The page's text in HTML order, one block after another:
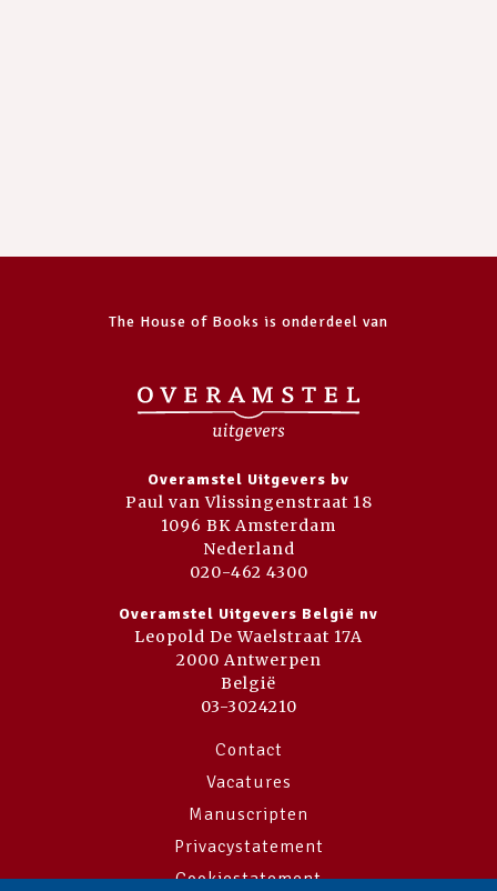
The House of Books is onderdeel van
Overamstel Uitgevers bv
Paul van Vlissingenstraat 18
1096 BK Amsterdam
Nederland
020-462 4300
Overamstel Uitgevers België nv
Leopold De Waelstraat 17A
2000 Antwerpen
België
03-3024210
Contact
Vacatures
Manuscripten
Privacystatement
Cookiestatement